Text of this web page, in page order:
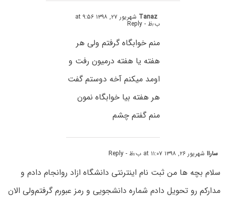
Tanaz شهریور ۲۷, ۱۳۹۸ at ۹:۵۶
ب٫ظ - Reply
منم خوابگاه گرفتم ولی هر
هفته یا هفته درمیون رفت و
اومد میکنم آخه دوستم گفت
هر هفته بیا خوابگاه نمون
منم گفتم چشم
سارااشهریور ۲۶, ۱۳۹۸ at ۱۱:۰۷ ب٫ظ - Reply
سلام بچه ها من ثبت نام اینترنتی دانشگاه ازاد رو‌انجام دادم و
مدارکم رو‌ تحویل دادم شماره دانشجویی و رمز عبورم گرفتم‌ولی الان